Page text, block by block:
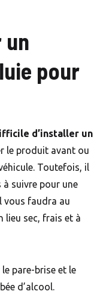
un
pour
d’installer un
le produit avant ou
Toutefois, il
à suivre pour une
vous faudra au
lieu sec, frais et à
pare-brise et le
d’alcool.